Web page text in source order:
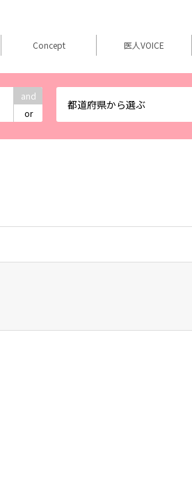
and
or
都道府県から選ぶ
Concept 医人VOICE